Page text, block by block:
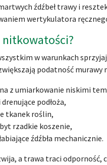
źdźbeł trawy i
wertykulatora
nitkowatości?
w warunkach
podatność murawy
z umiarkowanie niskimi
drenujące podłoża,
tkanek roślin,
rzadkie koszenie,
źdźbła mechanicznie.
a trawa traci odporność,